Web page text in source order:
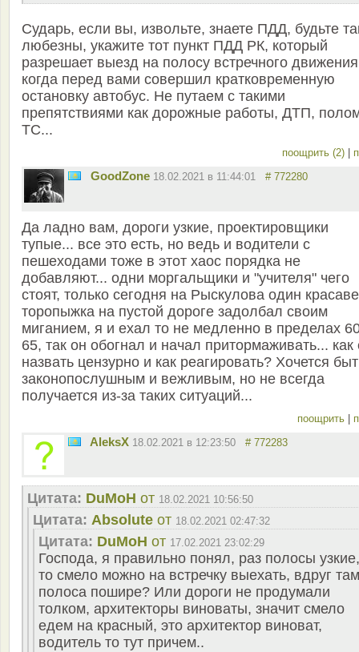
Сударь, если вы, извольте, знаете ПДД, будьте
любезны, укажите тот пункт ПДД РК, который
разрешает выезд на полосу встречного
когда перед вами совершил кратковременную
остановку автобус. Не путаем с такими
препятствиями как дорожные работы, ДТП,
ТС...
поощрить (2)
GoodZone 18.02.2021 в 11:44:01 # 772280
Да ладно вам, дороги узкие, проектировщики
тупые... все это есть, но ведь и водители с
пешеходами тоже в этот хаос порядка не
добавляют... одни моргальщики и "учителя" чего
стоят, только сегодня на Рыскулова один
торопыжка на пустой дороге задолбал своим
миганием, я и ехал то не медленно в пределах
65, так он обогнал и начал притормаживать... как
назвать цензурно и как реагировать? Хочется
законопослушным и вежливым, но не всегда
получается из-за таких ситуаций...
поощрить
AleksX 18.02.2021 в 12:23:50 # 772283
Цитата: DuMoH от 18.02.2021 10:56:50
Цитата: Absolute от 18.02.2021 02:47:32
Цитата: DuMoH от 17.02.2021 23:02:29
Господа, я правильно понял, раз полосы узкие,
то смело можно на встречку выехать, вдруг там
полоса пошире? Или дороги не продумали
толком, архитекторы виноваты, значит смело
едем на красный, это архитектор виноват,
водитель то тут причем..